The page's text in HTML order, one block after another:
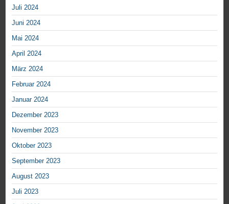
Juli 2024
Juni 2024
Mai 2024
April 2024
März 2024
Februar 2024
Januar 2024
Dezember 2023
November 2023
Oktober 2023
September 2023
August 2023
Juli 2023